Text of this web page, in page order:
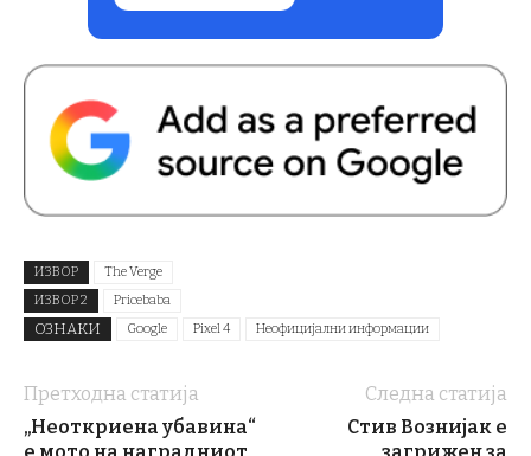
ИЗВОР
The Verge
ИЗВОР 2
Pricebaba
ОЗНАКИ Google Pixel 4 Неофицијални информации
Претходна статија
„Неоткриена убавина“
Следна статија
Стив Вознијак е